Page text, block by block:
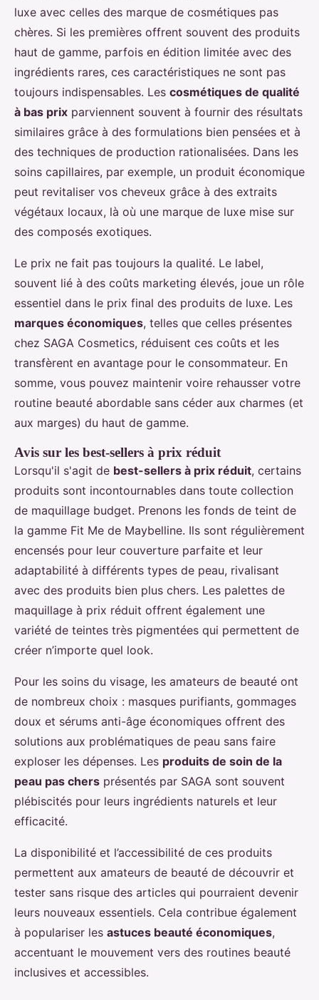
luxe avec celles des marque de cosmétiques pas
chères. Si les premières offrent souvent des produits
haut de gamme, parfois en édition limitée avec des
ingrédients rares, ces caractéristiques ne sont pas
toujours indispensables. Les cosmétiques de qualité
à bas prix parviennent souvent à fournir des résultats
similaires grâce à des formulations bien pensées et à
des techniques de production rationalisées. Dans les
soins capillaires, par exemple, un produit économique
peut revitaliser vos cheveux grâce à des extraits
végétaux locaux, là où une marque de luxe mise sur
des composés exotiques.
Le prix ne fait pas toujours la qualité. Le label,
souvent lié à des coûts marketing élevés, joue un rôle
essentiel dans le prix final des produits de luxe. Les
marques économiques, telles que celles présentes
chez SAGA Cosmetics, réduisent ces coûts et les
transfèrent en avantage pour le consommateur. En
somme, vous pouvez maintenir voire rehausser votre
routine beauté abordable sans céder aux charmes (et
aux marges) du haut de gamme.
Avis sur les best-sellers à prix réduit
Lorsqu'il s'agit de best-sellers à prix réduit, certains
produits sont incontournables dans toute collection
de maquillage budget. Prenons les fonds de teint de
la gamme Fit Me de Maybelline. Ils sont régulièrement
encensés pour leur couverture parfaite et leur
adaptabilité à différents types de peau, rivalisant
avec des produits bien plus chers. Les palettes de
maquillage à prix réduit offrent également une
variété de teintes très pigmentées qui permettent de
créer n’importe quel look.
Pour les soins du visage, les amateurs de beauté ont
de nombreux choix : masques purifiants, gommages
doux et sérums anti-âge économiques offrent des
solutions aux problématiques de peau sans faire
exploser les dépenses. Les produits de soin de la
peau pas chers présentés par SAGA sont souvent
plébiscités pour leurs ingrédients naturels et leur
efficacité.
La disponibilité et l’accessibilité de ces produits
permettent aux amateurs de beauté de découvrir et
tester sans risque des articles qui pourraient devenir
leurs nouveaux essentiels. Cela contribue également
à populariser les astuces beauté économiques,
accentuant le mouvement vers des routines beauté
inclusives et accessibles.